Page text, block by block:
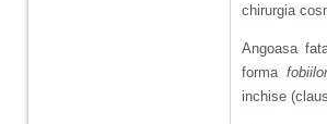
chirurgia
Angoasa
forma fobiilor
inchise